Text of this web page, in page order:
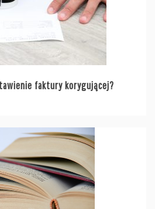
faktury korygującej?